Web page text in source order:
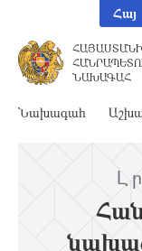
Հայ
ՀԱՅԱՍՏԱՆԻ
ՆԱԽԱԳԱՀ
Նախագահ